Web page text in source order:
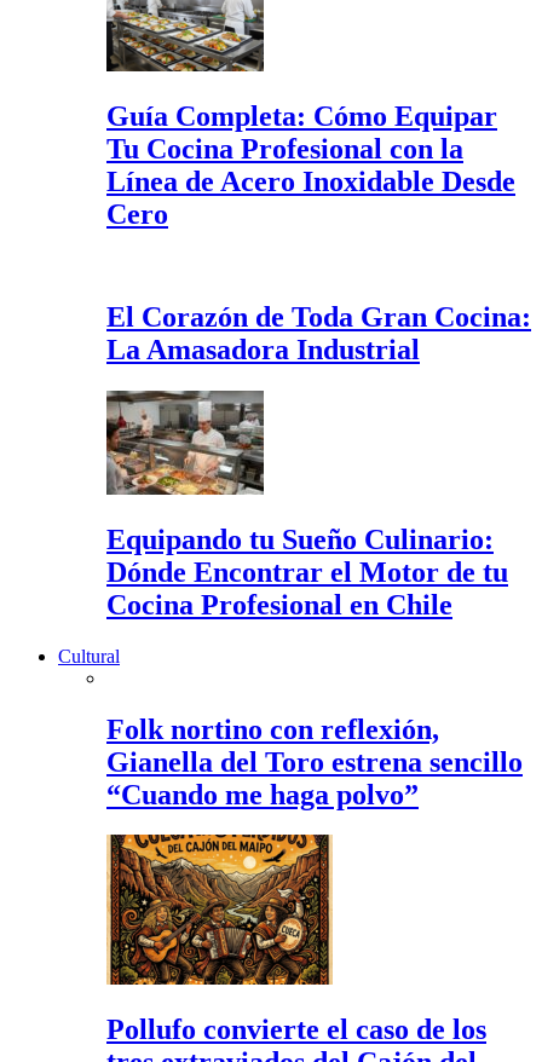
Guía Completa: Cómo Equipar
Tu Cocina Profesional con la
Línea de Acero Inoxidable Desde
Cero
El Corazón de Toda Gran Cocina:
La Amasadora Industrial
Equipando tu Sueño Culinario:
Dónde Encontrar el Motor de tu
Cocina Profesional en Chile
Cultural
Folk nortino con reflexión,
Gianella del Toro estrena sencillo
“Cuando me haga polvo”
Pollufo convierte el caso de los